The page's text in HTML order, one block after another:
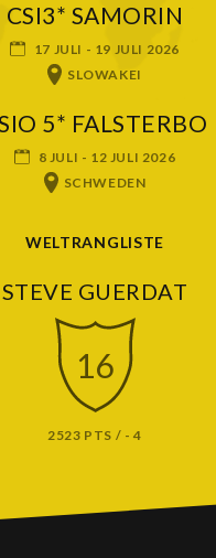
CSI3* SAMORIN
17 JULI - 19 JULI 2026
SLOWAKEI
5* FALSTERBO
8 JULI - 12 JULI 2026
SCHWEDEN
WELTRANGLISTE
STEVE GUERDAT
16
2523 PTS / - 4